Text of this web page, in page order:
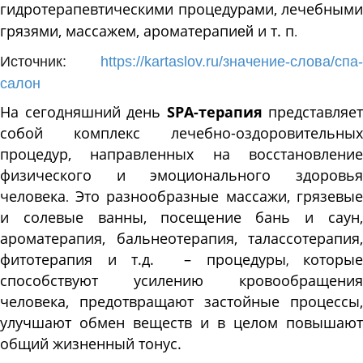
гидротерапевтическими процедурами, лечебными
грязями, массажем, ароматерапией и т. п.
Источник: https://kartaslov.ru/значение-слова/спа-
салон
На сегодняшний день SPA-терапия представляет
собой комплекс лечебно-оздоровительных
процедур, направленных на восстановление
физического и эмоционального здоровья
человека. Это разнообразные массажи, грязевые
и солевые ванны, посещение бань и саун,
ароматерапия, бальнеотерапия, талассотерапия,
фитотерапия и т.д. – процедуры, которые
способствуют усилению кровообращения
человека, предотвращают застойные процессы,
улучшают обмен веществ и в целом повышают
общий жизненный тонус.